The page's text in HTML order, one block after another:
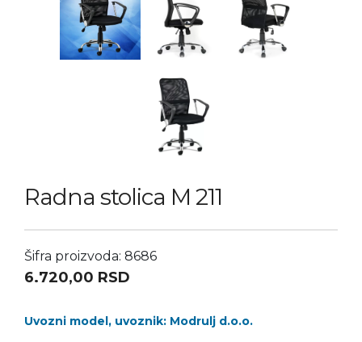
Radna stolica M 211
Šifra proizvoda: 8686
6.720,00 RSD
Uvozni model, uvoznik: Modrulj d.o.o.